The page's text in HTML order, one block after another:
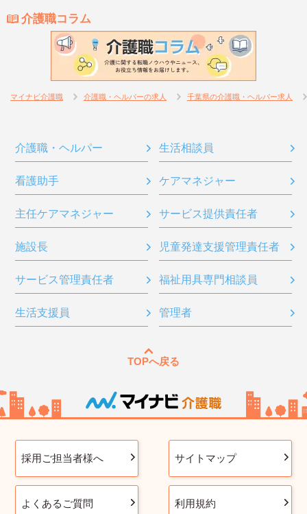
介護職コラム
マイナビ介護職 介護職・ヘルパーの求人 千葉県の介護職・ヘルパー求人
介護職・ヘルパー 生活相談員
看護助手 ケアマネジャー
主任ケアマネジャー サービス提供責任者
施設長 児童発達支援管理責任者
サービス管理責任者 福祉用具専門相談員
生活支援員 管理者
TOPへ戻る
採用ご担当者様へ サイトマップ
よくあるご質問 利用規約